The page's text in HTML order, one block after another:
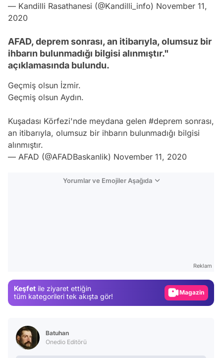
— Kandilli Rasathanesi (@Kandilli_info) November 11,
2020
AFAD, deprem sonrası, an itibarıyla, olumsuz bir
ihbarın bulunmadığı bilgisi alınmıştır."
açıklamasında bulundu.
Geçmiş olsun İzmir.
Geçmiş olsun Aydın.
Kuşadası Körfezi'nde meydana gelen #deprem sonrası,
an itibarıyla, olumsuz bir ihbarın bulunmadığı bilgisi
alınmıştır.
— AFAD (@AFADBaskanlik) November 11, 2020
Yorumlar ve Emojiler Aşağıda
Reklam
Keşfet ile ziyaret ettiğin
tüm kategorileri tek akışta gör!
Magazin
Batuhan
Onedio Editörü